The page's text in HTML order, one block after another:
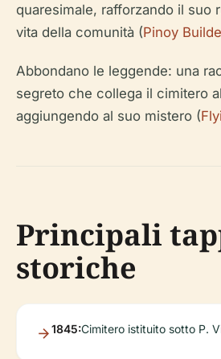
quaresimale, rafforzando il suo
vita della comunità (Pinoy
Abbondano le leggende: una
segreto che collega il cimitero
aggiungendo al suo mistero (
Principali
storiche
1845:Cimitero istituito sotto P.